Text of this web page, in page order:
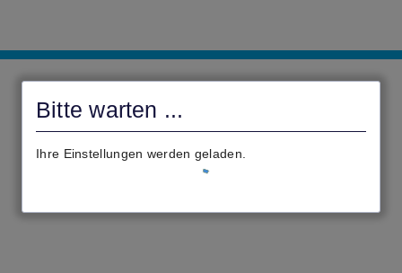
Bitte warten ...
Ihre Einstellungen werden geladen.
Rathaus
Weinbach